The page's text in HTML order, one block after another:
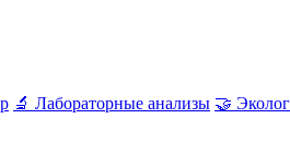
🔬 Лабораторные анализы 🤝